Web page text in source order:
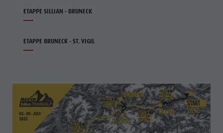
ETAPPE SILLIAN - BRUNECK
ETAPPE BRUNECK - ST. VIGIL